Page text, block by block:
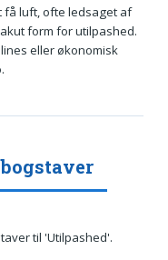
få luft, ofte ledsaget af
form for utilpashed.
eller økonomisk
til 'Utilpashed'.